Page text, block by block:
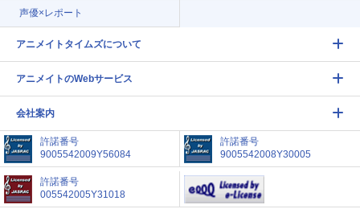
声優×レポート
アニメイトタイムズについて
アニメイトのWebサービス
会社案内
許諾番号
9005542009Y56084
許諾番号
9005542008Y30005
許諾番号
005542005Y31018